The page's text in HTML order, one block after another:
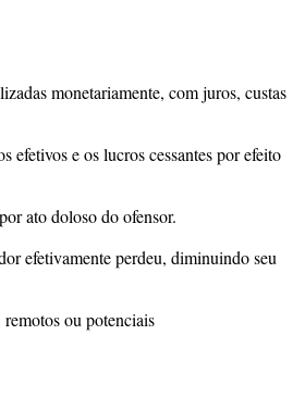
monetariamente, com juros, custas
efetivos e os lucros cessantes por efeito
ato doloso do ofensor.
efetivamente perdeu, diminuindo seu
ou potenciais